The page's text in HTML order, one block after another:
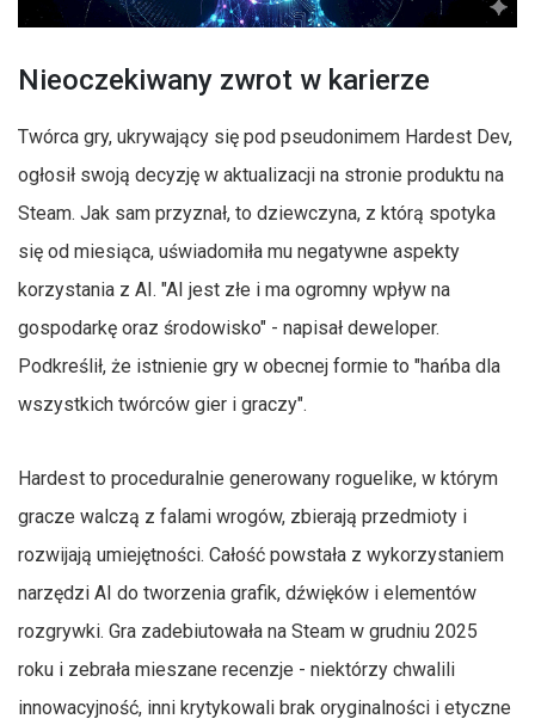
Nieoczekiwany zwrot w karierze
Twórca gry, ukrywający się pod pseudonimem Hardest Dev,
ogłosił swoją decyzję w aktualizacji na stronie produktu na
Steam. Jak sam przyznał, to dziewczyna, z którą spotyka
się od miesiąca, uświadomiła mu negatywne aspekty
korzystania z AI. "AI jest złe i ma ogromny wpływ na
gospodarkę oraz środowisko" - napisał deweloper.
Podkreślił, że istnienie gry w obecnej formie to "hańba dla
wszystkich twórców gier i graczy".
Hardest to proceduralnie generowany roguelike, w którym
gracze walczą z falami wrogów, zbierają przedmioty i
rozwijają umiejętności. Całość powstała z wykorzystaniem
narzędzi AI do tworzenia grafik, dźwięków i elementów
rozgrywki. Gra zadebiutowała na Steam w grudniu 2025
roku i zebrała mieszane recenzje - niektórzy chwalili
innowacyjność, inni krytykowali brak oryginalności i etyczne